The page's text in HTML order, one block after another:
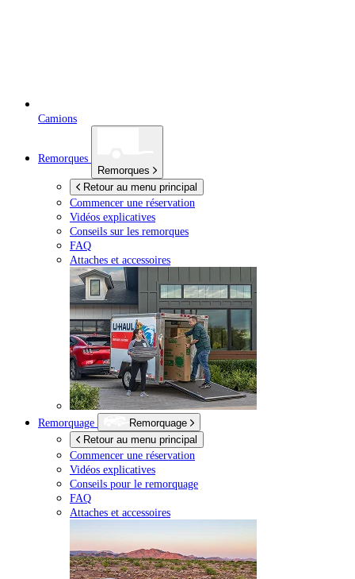
Camions
Remorques
Remorques
Retour au menu principal
Commencer une réservation
Vidéos explicatives
Conseils sur les remorques
FAQ
Attaches et accessoires
Remorquage
Remorquage
Retour au menu principal
Commencer une réservation
Vidéos explicatives
Conseils pour le remorquage
FAQ
Attaches et accessoires